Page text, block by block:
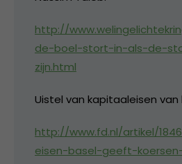
http://
de-boel-stort-in-als-de-
zijn.html
Uistel van kapitaaleisen van
http://www.fd.nl/artikel/
eisen-basel-geeft-